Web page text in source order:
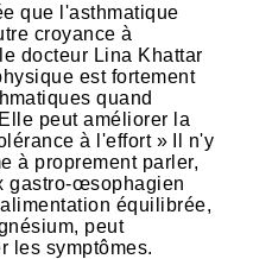
que l'asthmatique
croyance à
docteur Lina Khattar
est fortement
quand
peut améliorer la
à l'effort » Il n'y
à proprement parler,
gastro-œsophagien
équilibrée,
peut
les symptômes.